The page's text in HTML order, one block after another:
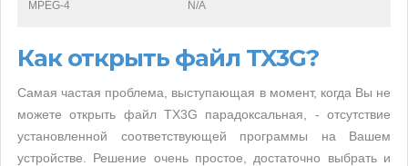
MPEG-4 N/A
Как открыть файл TX3G?
Самая частая проблема, выступающая в момент, когда Вы не
можете открыть файл TX3G парадоксальная, - отсутствие
установленной соответствующей программы на Вашем
устройстве. Решение очень простое, достаточно выбрать и